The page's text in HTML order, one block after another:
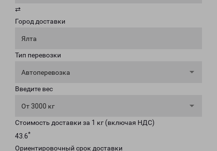
⇄
Город доставки
Ялта
Тип перевозки
Автоперевозка
Введите вес
От 3000 кг
Стоимость доставки за 1 кг (включая НДС)
43.6*
Ориентировочный срок доставки